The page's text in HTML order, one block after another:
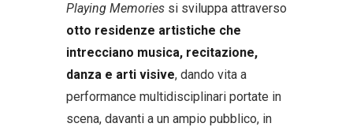
Playing Memories si sviluppa attraverso
otto residenze artistiche che
intrecciano musica, recitazione,
danza e arti visive, dando vita a
performance multidisciplinari portate in
scena, davanti a un ampio pubblico, in